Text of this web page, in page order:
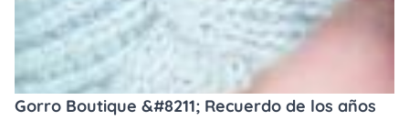
Gorro Boutique &#8211; Recuerdo de los años